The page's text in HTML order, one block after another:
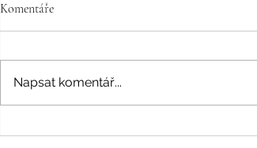
Komentáře
Napsat komentář...